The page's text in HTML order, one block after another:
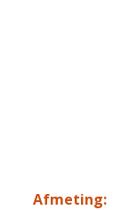
Afmeting: